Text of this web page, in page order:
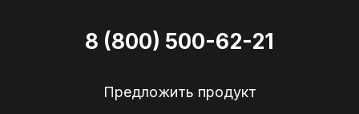
8 (800) 500-62-21
Предложить продукт